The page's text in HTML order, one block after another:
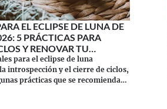
EL ECLIPSE DE LUNA DE
5 PRÁCTICAS PARA
Y RENOVAR TU
para el eclipse de luna
introspección y el cierre de ciclos,
prácticas que se recomiendan